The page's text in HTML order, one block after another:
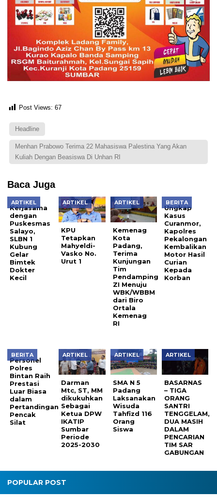
Post Views: 67
Headline
Menhan Prabowo Terima 22 Mahasiswa Palestina Yang Akan
Kuliah Dengan Beasiswa Di Unhan RI
Baca Juga
ARTIKEL
Kerjasama
dengan
Puskesmas
Salayo,
SLBN 1
Kubung
Gelar
Bimtek
Dokter
Kecil
ARTIKEL
KPU
Tetapkan
Mahyeldi-
Vasko No.
Urut 1
ARTIKEL
Kemenag
Kota
Padang,
Terima
Kunjungan
Tim
Pendamping
ZI Menuju
WBK/WBBM
dari Biro
Ortala
Kemenag
RI
BERITA
Ungkap
Kasus
Curanmor,
Kapolres
Pekalongan
Kembalikan
Motor Hasil
Curian
Kepada
Korban
BERITA
Personel
Polres
Bintan Raih
Prestasi
Luar Biasa
dalam
Pertandingan
Pencak
Silat
ARTIKEL
Darman
Mtc, ST, MM
dikukuhkan
Sebagai
Ketua DPW
IKATIP
Sumbar
Periode
2025-2030
ARTIKEL
SMA N 5
Padang
Laksanakan
Wisuda
Tahfizd 116
Orang
Siswa
ARTIKEL
BASARNAS
– TIGA
ORANG
SANTRI
TENGGELAM,
DUA MASIH
DALAM
PENCARIAN
TIM SAR
GABUNGAN
POPULAR POST